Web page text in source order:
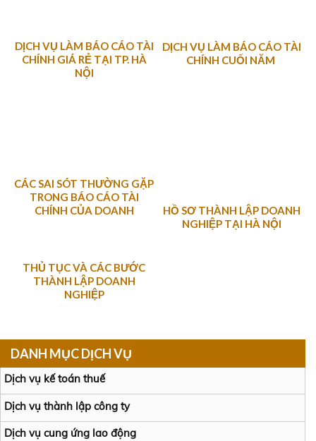
DỊCH VỤ LÀM BÁO CÁO TÀI
CHÍNH GIÁ RẺ TẠI TP. HÀ
NỘI
DỊCH VỤ LÀM BÁO CÁO TÀI
CHÍNH CUỐI NĂM
CÁC SAI SÓT THƯỜNG GẶP
TRONG BÁO CÁO TÀI
CHÍNH CỦA DOANH
HỒ SƠ THÀNH LẬP DOANH
NGHIỆP TẠI HÀ NỘI
THỦ TỤC VÀ CÁC BƯỚC
THÀNH LẬP DOANH
NGHIỆP
DANH MỤC DỊCH VỤ
Dịch vụ kế toán thuế
Dịch vụ thành lập công ty
Dịch vụ cung ứng lao động